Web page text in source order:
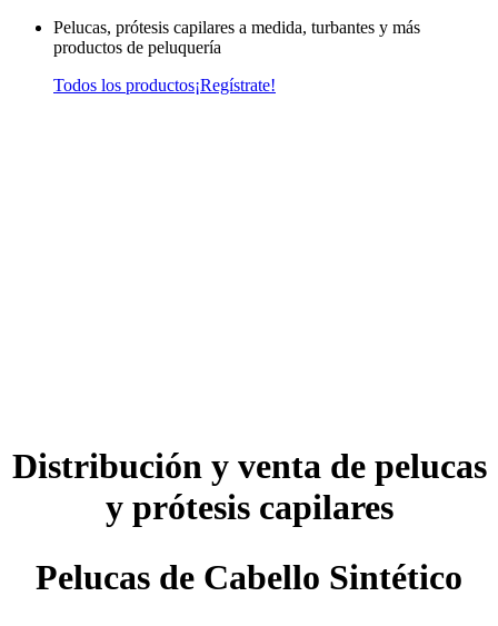
Pelucas, prótesis capilares a medida, turbantes y más
productos de peluquería
Todos los productos¡Regístrate!
Distribución y venta de pelucas
y prótesis capilares
Pelucas de Cabello Sintético